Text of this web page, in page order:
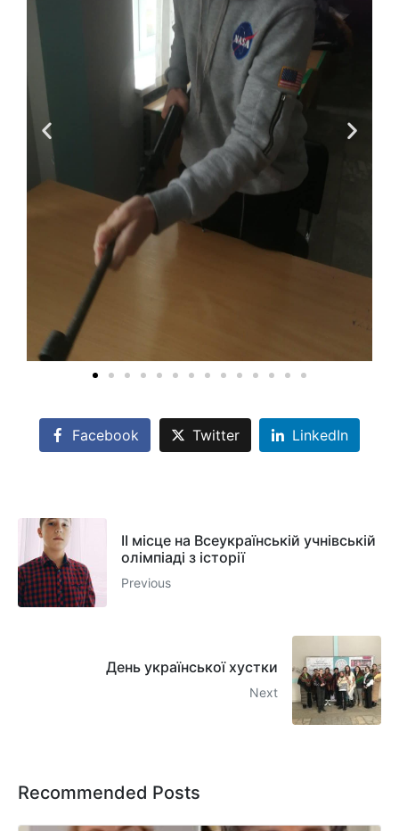
Facebook Twitter LinkedIn
II місце на Всеукраїнській учнівській
олімпіаді з історії
Previous
День української хустки
Next
Recommended Posts